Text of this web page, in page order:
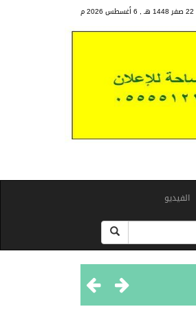
6 أغسطس 2026 م
الفيديو